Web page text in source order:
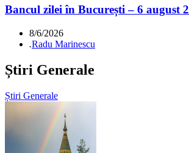
Bancul zilei în București – 6 august
8/6/2026
.Radu Marinescu
Știri Generale
Știri Generale